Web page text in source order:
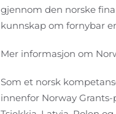
gjennom den norske
kunnskap om fornybar
Mer informasjon om
Som et norsk
innenfor Norway